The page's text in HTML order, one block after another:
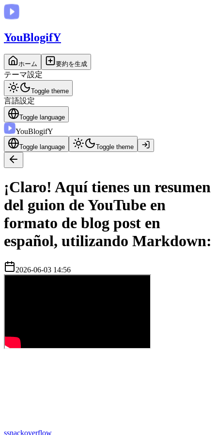
YouBlogifY
ホーム 要約を生成
テーマ設定
Toggle theme
言語設定
Toggle language
YouBlogifY
Toggle language Toggle theme
¡Claro! Aquí tienes un resumen
del guion de YouTube en
formato de blog post en
español, utilizando Markdown:
2026-06-03 14:56
ssnackoverflow